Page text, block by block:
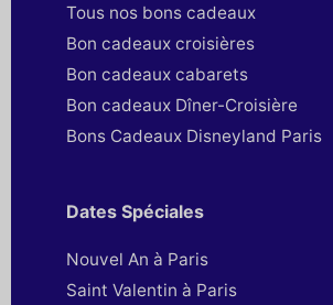
Tous nos bons cadeaux
Bon cadeaux croisières
Bon cadeaux cabarets
Bon cadeaux Dîner-Croisière
Bons Cadeaux Disneyland Paris
Dates Spéciales
Nouvel An à Paris
Saint Valentin à Paris